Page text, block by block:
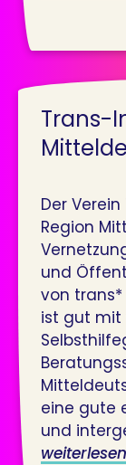
Trans-
Der
Region
und
von trans*
ist gut mit
eine gute
und
weiterlesen